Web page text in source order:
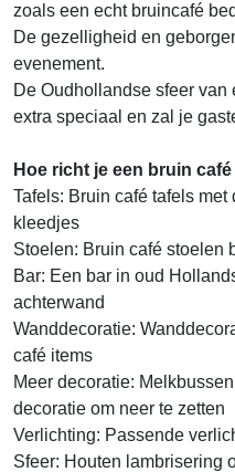
zoals een echt bruincafé
De gezelligheid en
evenement.
De Oudhollandse sfeer
extra speciaal en zal je
Hoe richt je een bruin
Tafels: Bruin café tafels
kleedjes
Stoelen: Bruin café stoelen
Bar: Een bar in oud
achterwand
Wanddecoratie:
café items
Meer decoratie:
decoratie om neer te zetten
Verlichting: Passende
Sfeer: Houten lambrisering